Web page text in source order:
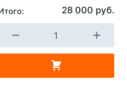
28 000 руб.